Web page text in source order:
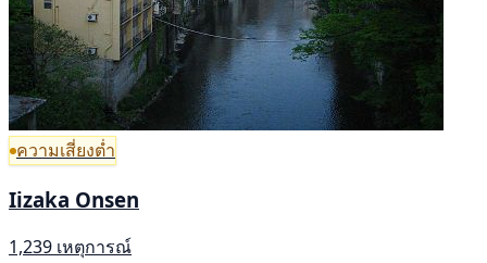
ความเสี่ยงต่ำ
Iizaka Onsen
1,239 เหตุการณ์